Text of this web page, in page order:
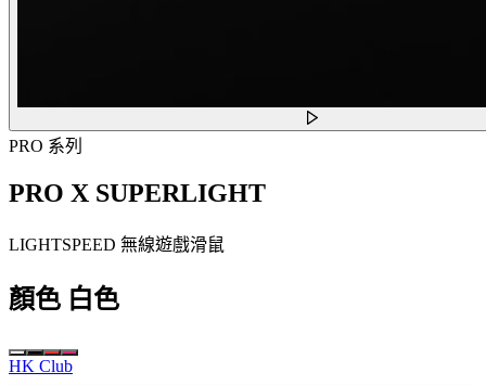
PRO 系列
PRO X SUPERLIGHT
LIGHTSPEED 無線遊戲滑鼠
顏色 白色
HK Club